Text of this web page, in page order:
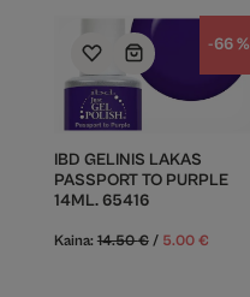
-66 %
IBD GELINIS LAKAS
PASSPORT TO PURPLE
14ML. 65416
Kaina: 14.50€ / 5.00 €